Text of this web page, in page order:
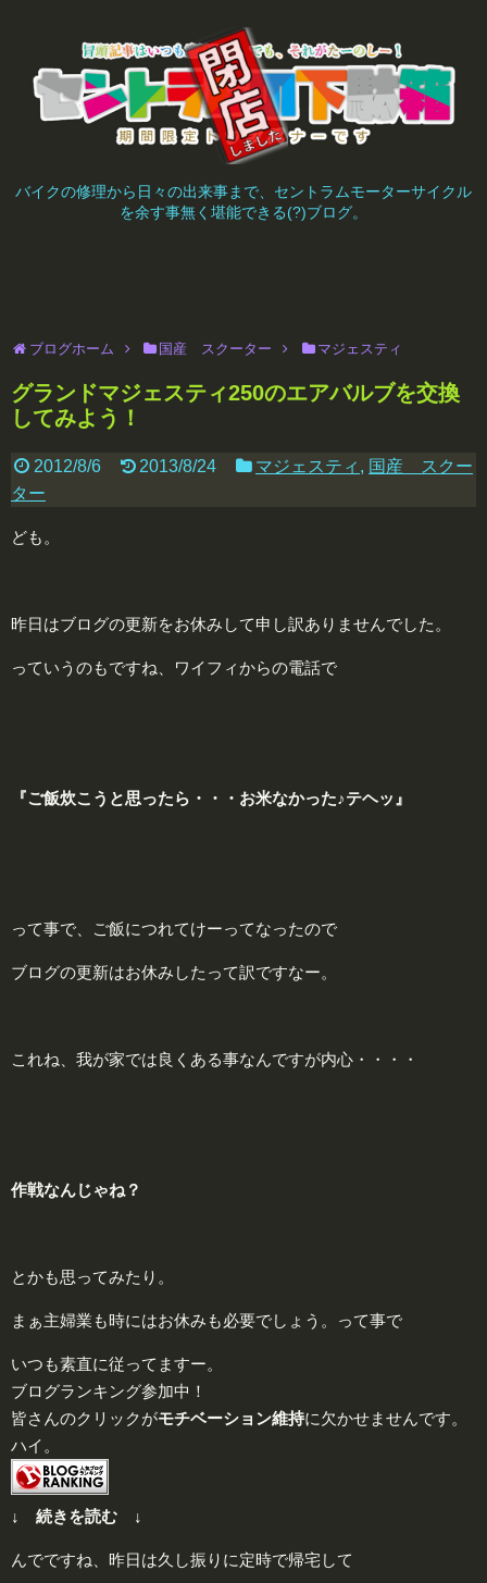
バイクの修理から日々の出来事まで、セントラムモーターサイクル
を余す事無く堪能できる(?)ブログ。
ブログホーム 国産 スクーター マジェスティ
グランドマジェスティ250のエアバルブを交換
してみよう！
2012/8/6 2013/8/24 マジェスティ , 国産 スクー
ター
ども。
昨日はブログの更新をお休みして申し訳ありませんでした。
っていうのもですね、ワイフィからの電話で
『ご飯炊こうと思ったら・・・お米なかった♪テヘッ 』
って事で、ご飯につれてけーってなったので
ブログの更新はお休みしたって訳ですなー。
これね、我が家では良くある事なんですが内心・・・・
作戦なんじゃね？
とかも思ってみたり。
まぁ主婦業も時にはお休みも必要でしょう。って事で
いつも素直に従ってますー。
ブログランキング参加中！
皆さんのクリックがモチベーション維持に欠かせませんです。
ハイ。
↓ 続きを読む ↓
んでですね、昨日は久し振りに定時で帰宅して